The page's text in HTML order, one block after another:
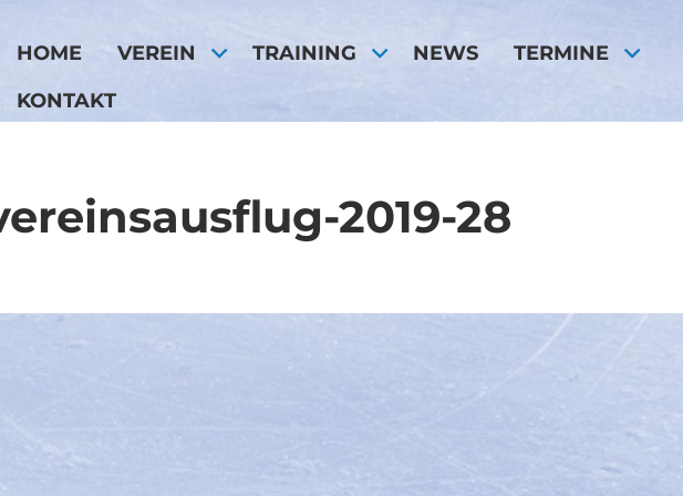
HOME VEREIN TRAINING NEWS TERMINE
KONTAKT
2019-28